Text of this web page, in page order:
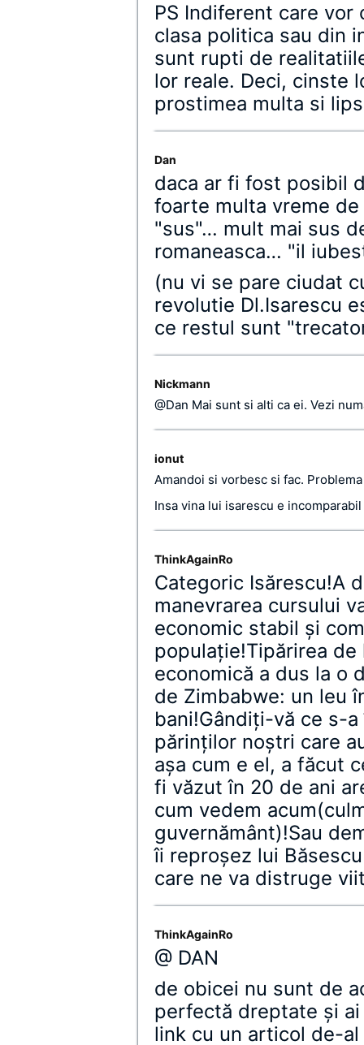
PS Indiferent care
clasa politica sau din
sunt rupti de
lor reale. Deci, cinste
prostimea multa si
Dan
daca ar fi fost posibil
foarte multa vreme de
"sus"… mult mai sus
romaneasca… "il
(nu vi se pare ciudat
revolutie Dl.Isarescu
ce restul sunt
Nickmann
@Dan Mai sunt si alti ca ei. Vezi
ionut
Amandoi si vorbesc si fac.
Insa vina lui isarescu e
ThinkAgainRo
Categoric Isărescu!A
manevrarea cursului
economic stabil şi
populaţie!Tipărirea
economică a dus la o
de Zimbabwe: un leu
bani!Gândiţi-vă ce s-
părinţilor noştri care
aşa cum e el, a făcut
fi văzut în 20 de ani
cum vedem
guvernământ)!Sau
îi reproşez lui
care ne va distruge
ThinkAgainRo
@ DAN
de obicei nu sunt de
perfectă dreptate şi
link cu un articol de-